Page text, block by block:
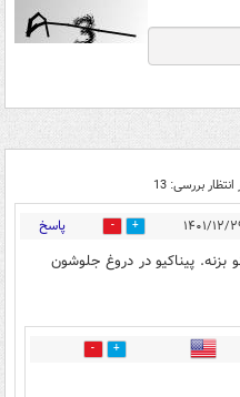
انتظار بررسی: 13
34 پاسخ
بزنه. پیناکیو در دروغ جلوشون
3